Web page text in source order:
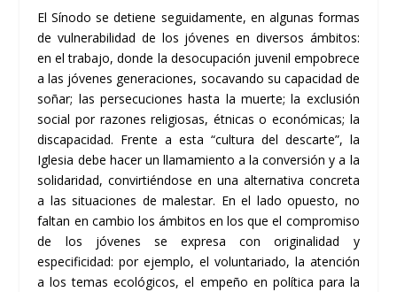
El Sínodo se detiene seguidamente, en algunas formas
de vulnerabilidad de los jóvenes en diversos ámbitos:
en el trabajo, donde la desocupación juvenil empobrece
a las jóvenes generaciones, socavando su capacidad de
soñar; las persecuciones hasta la muerte; la exclusión
social por razones religiosas, étnicas o económicas; la
discapacidad. Frente a esta “cultura del descarte”, la
Iglesia debe hacer un llamamiento a la conversión y a la
solidaridad, convirtiéndose en una alternativa concreta
a las situaciones de malestar. En el lado opuesto, no
faltan en cambio los ámbitos en los que el compromiso
de los jóvenes se expresa con originalidad y
especificidad: por ejemplo, el voluntariado, la atención
a los temas ecológicos, el empeño en política para la